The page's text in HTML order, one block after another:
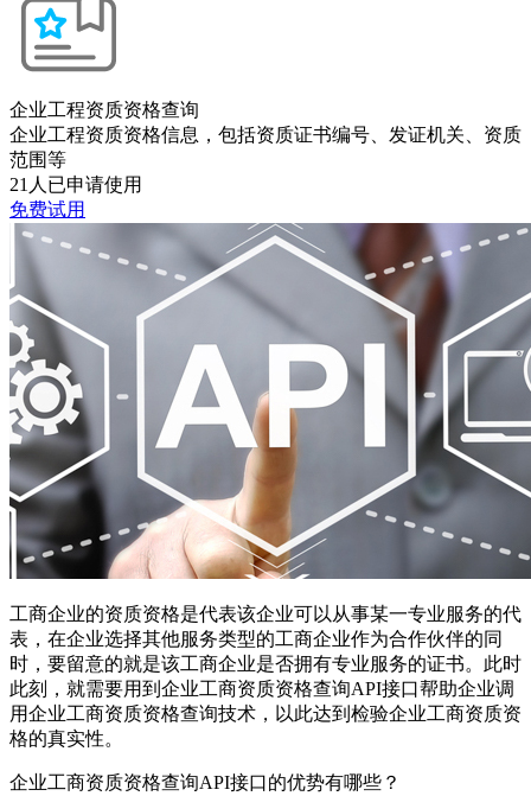
企业工程资质资格查询
企业工程资质资格信息，包括资质证书编号、发证机关、资质
范围等
21人已申请使用
免费试用
工商企业的资质资格是代表该企业可以从事某一专业服务的代
表，在企业选择其他服务类型的工商企业作为合作伙伴的同
时，要留意的就是该工商企业是否拥有专业服务的证书。此时
此刻，就需要用到企业工商资质资格查询API接口帮助企业调
用企业工商资质资格查询技术，以此达到检验企业工商资质资
格的真实性。
企业工商资质资格查询API接口的优势有哪些？